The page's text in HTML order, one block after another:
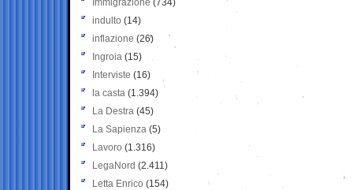
Immigrazione (734)
indulto (14)
inflazione (26)
Ingroia (15)
Interviste (16)
la casta (1.394)
La Destra (45)
La Sapienza (5)
Lavoro (1.316)
LegaNord (2.411)
Letta Enrico (154)